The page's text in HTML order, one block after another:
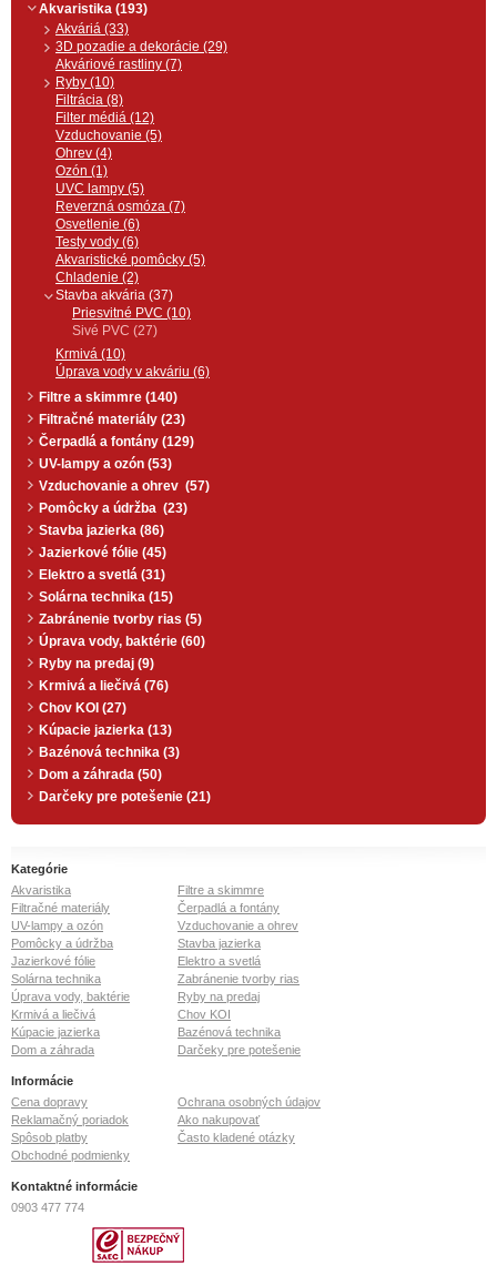
Akvaristika (193)
Akváriá (33)
3D pozadie a dekorácie (29)
Akváriové rastliny (7)
Ryby (10)
Filtrácia (8)
Filter médiá (12)
Vzduchovanie (5)
Ohrev (4)
Ozón (1)
UVC lampy (5)
Reverzná osmóza (7)
Osvetlenie (6)
Testy vody (6)
Akvaristické pomôcky (5)
Chladenie (2)
Stavba akvária (37)
Priesvitné PVC (10)
Sivé PVC (27)
Krmivá (10)
Úprava vody v akváriu (6)
Filtre a skimmre (140)
Filtračné materiály (23)
Čerpadlá a fontány (129)
UV-lampy a ozón (53)
Vzduchovanie a ohrev (57)
Pomôcky a údržba (23)
Stavba jazierka (86)
Jazierkové fólie (45)
Elektro a svetlá (31)
Solárna technika (15)
Zabránenie tvorby rias (5)
Úprava vody, baktérie (60)
Ryby na predaj (9)
Krmivá a liečivá (76)
Chov KOI (27)
Kúpacie jazierka (13)
Bazénová technika (3)
Dom a záhrada (50)
Darčeky pre potešenie (21)
Kategórie
Akvaristika
Filtre a skimmre
Filtračné materiály
Čerpadlá a fontány
UV-lampy a ozón
Vzduchovanie a ohrev
Pomôcky a údržba
Stavba jazierka
Jazierkové fólie
Elektro a svetlá
Solárna technika
Zabránenie tvorby rias
Úprava vody, baktérie
Ryby na predaj
Krmivá a liečivá
Chov KOI
Kúpacie jazierka
Bazénová technika
Dom a záhrada
Darčeky pre potešenie
Informácie
Cena dopravy
Ochrana osobných údajov
Reklamačný poriadok
Ako nakupovať
Spôsob platby
Často kladené otázky
Obchodné podmienky
Kontaktné informácie
0903 477 774